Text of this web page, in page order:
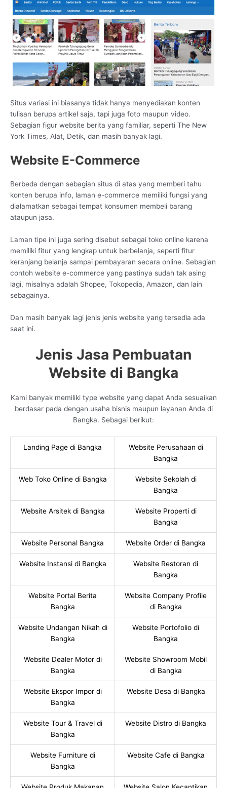
Situs variasi ini biasanya tidak hanya menyediakan konten
tulisan berupa artikel saja, tapi juga foto maupun video.
Sebagian figur website berita yang familiar, seperti The New
York Times, Alat, Detik, dan masih banyak lagi.
Website E-Commerce
Berbeda dengan sebagian situs di atas yang memberi tahu
konten berupa info, laman e-commerce memiliki fungsi yang
dialamatkan sebagai tempat konsumen membeli barang
ataupun jasa.
Laman tipe ini juga sering disebut sebagai toko online karena
memiliki fitur yang lengkap untuk berbelanja, seperti fitur
keranjang belanja sampai pembayaran secara online. Sebagian
contoh website e-commerce yang pastinya sudah tak asing
lagi, misalnya adalah Shopee, Tokopedia, Amazon, dan lain
sebagainya.
Dan masih banyak lagi jenis jenis website yang tersedia ada
saat ini.
Jenis Jasa Pembuatan
Website di Bangka
Kami banyak memiliki type website yang dapat Anda sesuaikan
berdasar pada dengan usaha bisnis maupun layanan Anda di
Bangka. Sebagai berikut:
Landing Page di Bangka
Website Perusahaan di
Bangka
Web Toko Online di Bangka
Website Sekolah di
Bangka
Website Arsitek di Bangka
Website Properti di
Bangka
Website Personal Bangka Website Order di Bangka
Website Instansi di Bangka
Website Restoran di
Bangka
Website Portal Berita
Bangka
Website Company Profile
di Bangka
Website Undangan Nikah di
Bangka
Website Portofolio di
Bangka
Website Dealer Motor di
Bangka
Website Showroom Mobil
di Bangka
Website Ekspor Impor di
Bangka
Website Desa di Bangka
Website Tour & Travel di
Bangka
Website Distro di Bangka
Website Furniture di
Bangka
Website Cafe di Bangka